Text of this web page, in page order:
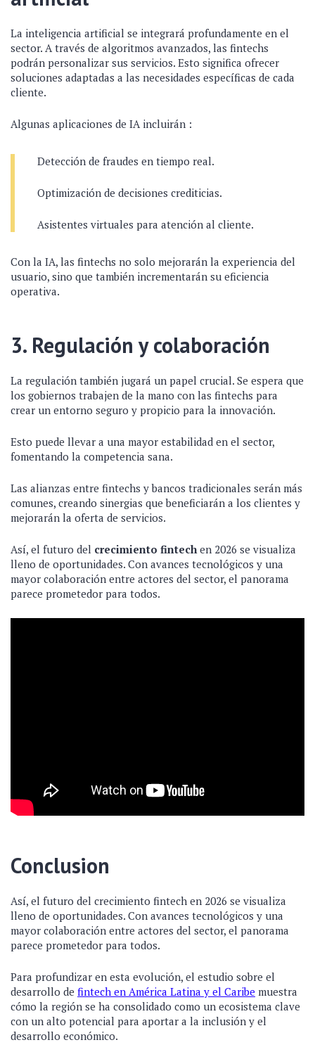
La inteligencia artificial se integrará profundamente en el
sector. A través de algoritmos avanzados, las fintechs
podrán personalizar sus servicios. Esto significa ofrecer
soluciones adaptadas a las necesidades específicas de cada
cliente.
Algunas aplicaciones de IA incluirán :
Detección de fraudes en tiempo real.
Optimización de decisiones crediticias.
Asistentes virtuales para atención al cliente.
Con la IA, las fintechs no solo mejorarán la experiencia del
usuario, sino que también incrementarán su eficiencia
operativa.
3. Regulación y colaboración
La regulación también jugará un papel crucial. Se espera que
los gobiernos trabajen de la mano con las fintechs para
crear un entorno seguro y propicio para la innovación.
Esto puede llevar a una mayor estabilidad en el sector,
fomentando la competencia sana.
Las alianzas entre fintechs y bancos tradicionales serán más
comunes, creando sinergias que beneficiarán a los clientes y
mejorarán la oferta de servicios.
Así, el futuro del crecimiento fintechen 2026 se visualiza
lleno de oportunidades. Con avances tecnológicos y una
mayor colaboración entre actores del sector, el panorama
parece prometedor para todos.
Conclusion
Así, el futuro del crecimiento fintech en 2026 se visualiza
lleno de oportunidades. Con avances tecnológicos y una
mayor colaboración entre actores del sector, el panorama
parece prometedor para todos.
Para profundizar en esta evolución, el estudio sobre el
desarrollo de fintech en América Latina y el Caribe muestra
cómo la región se ha consolidado como un ecosistema clave
con un alto potencial para aportar a la inclusión y el
desarrollo económico.